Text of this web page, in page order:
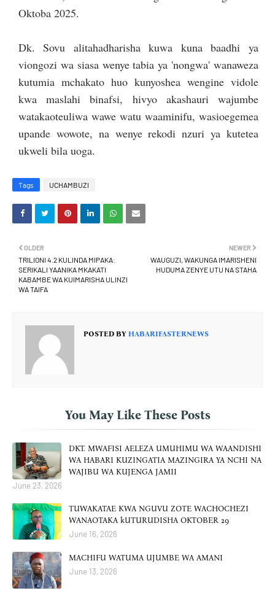
Oktoba 2025.
Dk. Sovu alitahadharisha kuwa kuna baadhi ya
viongozi wa siasa wenye tabia ya 'nongwa' wanaweza
kutumia mchakato huo kunyoshea wengine vidole
kwa maslahi binafsi, hivyo akashauri wajumbe
watakaoteuliwa wawe watu waaminifu, wasioegemea
upande wowote, na wenye rekodi nzuri ya kutetea
ukweli bila uoga.
Tags UCHAMBUZI
NEWER
WAUGUZI, WAKUNGA IMARISHENI
HUDUMA ZENYE UTU NA STAHA
OLDER
TRILIONI 4.2 KULINDA MIPAKA:
SERIKALI YAANIKA MKAKATI
KABAMBE WA KUIMARISHA ULINZI
WA TAIFA
POSTED BY HABARIFASTERNEWS
You May Like These Posts
DKT. MWAFISI AELEZA UMUHIMU WA WAANDISHI
WA HABARI KUZINGATIA MAZINGIRA YA NCHI NA
WAJIBU WA KUJENGA JAMII
June 23, 2026
TUWAKATAE KWA NGUVU ZOTE WACHOCHEZI
WANAOTAKA kUTURUDISHA OKTOBER 29
June 16, 2026
MACHIFU WATUMA UJUMBE WA AMANI
June 13, 2026